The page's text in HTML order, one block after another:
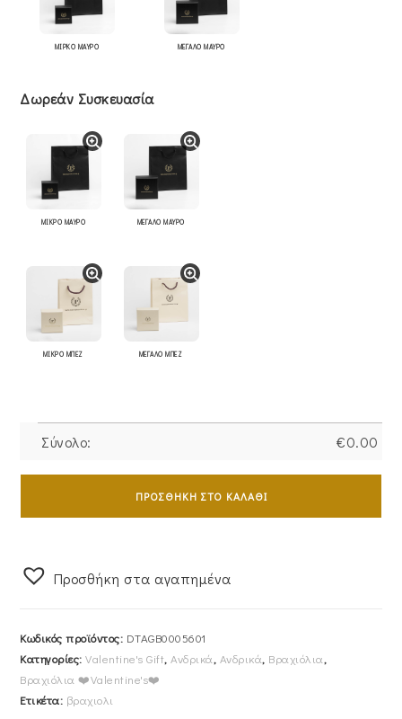
ΜΙΡΚΟ ΜΑΥΡΟ ΜΕΓΑΛΟ ΜΑΥΡΟ
Δωρεάν Συσκευασία
ΜΙΚΡΟ ΜΑΥΡΟ ΜΕΓΑΛΟ ΜΑΥΡΟ
ΜΙΚΡΟ ΜΠΕΖ ΜΕΓΑΛΟ ΜΠΕΖ
Σύνολο: €0.00
Ducati
ποσότητα
ΠΡΟΣΘΉΚΗ ΣΤΟ ΚΑΛΆΘΙ
Προσθήκη στα αγαπημένα
Κωδικός προϊόντος: DTAGB0005601
Κατηγορίες:Valentine's Gift, Ανδρικά, Ανδρικά, Βραχιόλια,
Βραχιόλια ❤️Valentine's❤️
Ετικέτα: βραχιολι